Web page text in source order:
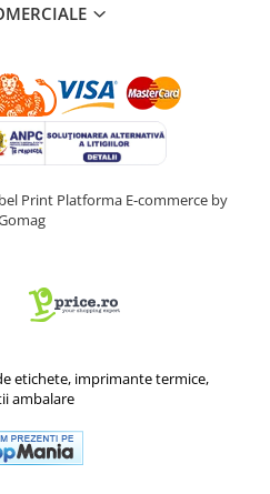
Print Platforma E-commerce by